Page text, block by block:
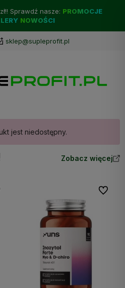
Sprawdź nasze: PROMOCJE
NOWOŚCI
sklep@supleprofit.pl
jest niedostępny.
Zobacz więcej
Do